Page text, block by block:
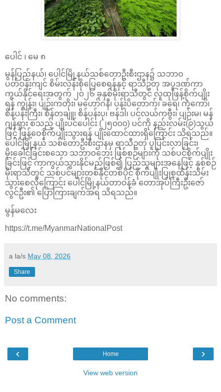
ပေါင် ၊ မေ ၈
မွန်ပြည်နယ်၊ ပေါင်မြို့နယ်သစ်တောဦးစီးဌာန၌ သဘာဝ
ပတ်ဝန်းကျင် စိမ်းလန်းစို‌ပြေစေရန်နှင့် ရာသီဥတု အပူဒဏ်ကာ
ကွယ်နိုင်ရေးအတွက် ၂၀၂၆ ခုနှစ်မိုးရာသီတွင် လူထုဖြန့်စိုက်ပျိုး
ရန် ကျွန်း၊ ပျဉ်းကတိုး၊ မဟော်ဂနီ၊ ပန်းပိတောက်၊ ခရေ၊ ကံ့‌ကော်၊
စိန်ပန်းကြီး၊ စိန်တချူ၊ စိန်ပန်းပု၊ ဗန်ဒါ၊ ပင်လယ်ကဗွီး၊ ပျဉ်းမ၊ မန်
ဂျန်ရှား စသည့် ပျိုးပင်ပေါင်း (၂၅၀၀၀) ပင်ကို နည်းလမ်း(၉)သွယ်
ဖြင့် ဖြန့်ဝေစိုက်ပျိုးသွားရန် ပျိုးထောင်ထားရှိကြောင်း သိရသည်။
ပေါင်မြို့နယ် သစ်တောဦးစီးဌာနမှ ရာသီဥတု ပူပြင်းလာခြင်း၊
မိုးခေါင်ခြင်းစသော သဘာဝဘေး ဖြစ်စဉ်များကို သစ်ပင်စိုက်ပျိုး
ခြင်းဖြင့် ကာကွယ်သွားနိုင်မည်ဖြစ်၍ ပြည်သူများအနေဖြင့် နှစ်စဉ်
မိုးရာသီတွင် သစ်ပင်များတစ်နိုင်တစ်ပိုင် စိုက်ပျိုးပြုစုထိန်းသိမ်း
သွားစေလိုကြောင်း ပေါင်မြို့နယ်တာဝန်ခံ တောအုပ်ကြီးဦးဇော်
လွင်ဦး၏ ပြောကြားချက်အရ သိရသည်။
မွန်မလေး
https://t.me/MyanmarNationalPost
a la/s May 08, 2026
Share
No comments:
Post a Comment
‹ ›
Home
View web version